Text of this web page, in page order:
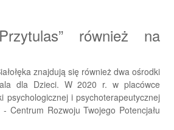
również na
znajdują się również dwa ośrodki
dla Dzieci. W 2020 r. w placówce
psychologicznej i psychoterapeutycznej
Centrum Rozwoju Twojego Potencjału